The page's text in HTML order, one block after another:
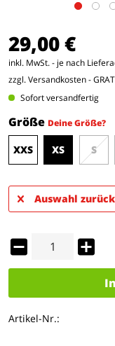
29,00 €
inkl. MwSt. - je nach
zzgl. Versandkosten-
Sofort versandfertig
Größe Deine Größe?
XXS XS S
Auswahl
Artikel-Nr.: